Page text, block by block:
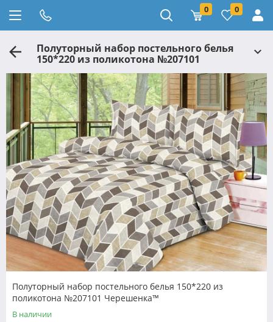
0 0
Полуторный набор постельного белья
150*220 из поликотона №207101
Черешенка™
Полуторный набор постельного белья 150*220 из
поликотона №207101 Черешенка™
В наличии